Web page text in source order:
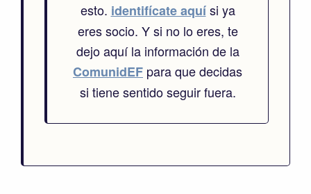
esto. identifícate aquísi ya
eres socio. Y si no lo eres, te
dejo aquí la información de la
ComunidEF para que decidas
si tiene sentido seguir fuera.